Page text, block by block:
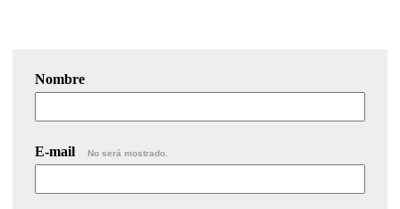
Nombre
E-mail No será mostrado.